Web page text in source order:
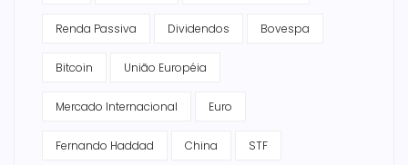
Renda Passiva Dividendos Bovespa
Bitcoin União Européia
Mercado Internacional Euro
Fernando Haddad China STF